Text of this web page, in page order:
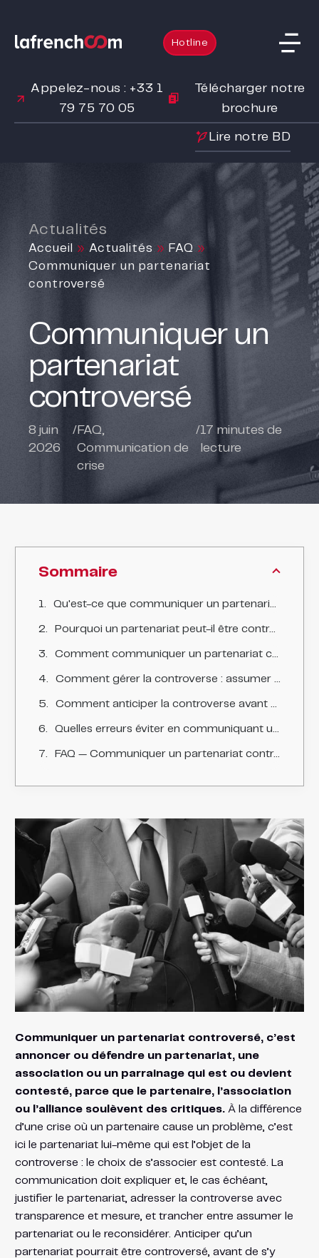
Hotline
Appelez-nous : +33 1
79 75 70 05
Télécharger notre
brochure
Lire notre BD
Actualités
Accueil » Actualités » FAQ »
Communiquer un partenariat
controversé
Communiquer un
partenariat
controversé
8 juin
2026
/FAQ,
Communication de
crise
/17 minutes de
lecture
Sommaire
Qu'est-ce que communiquer un partenariat controversé, et en quoi est-ce sensible ?
Pourquoi un partenariat peut-il être controversé ?
Comment communiquer un partenariat controversé ?
Comment gérer la controverse : assumer ou reconsidérer ?
Comment anticiper la controverse avant de s'engager dans un partenariat ?
Quelles erreurs éviter en communiquant un partenariat controversé ?
FAQ — Communiquer un partenariat controversé
Communiquer un partenariat controversé, c’est
annoncer ou défendre un partenariat, une
association ou un parrainage qui est ou devient
contesté, parce que le partenaire, l’association
ou l’alliance soulèvent des critiques.À la différence
d’une crise où un partenaire cause un problème, c’est
ici le partenariat lui-même qui est l’objet de la
controverse : le choix de s’associer est contesté. La
communication doit expliquer et, le cas échéant,
justifier le partenariat, adresser la controverse avec
transparence et mesure, et trancher entre assumer le
partenariat ou le reconsidérer. Anticiper qu’un
partenariat pourrait être controversé, avant de s’y